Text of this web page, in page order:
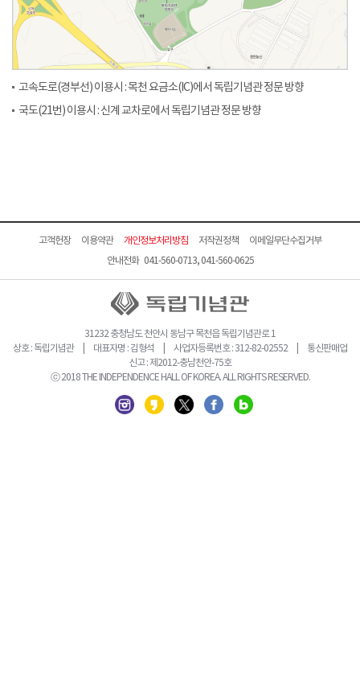
고속도로(경부선) 이용시 : 목천 요금소(IC)에서 독립기념관 정문 방향
국도(21번) 이용시 : 신계 교차로에서 독립기념관 정문 방향
고객헌장 이용약관 개인정보처리방침 저작권정책
이메일무단수집거부
안내전화 041-560-0713, 041-560-0625
31232 충청남도 천안시 동남구 목천읍 독립기념관로 1
상호 : 독립기념관 | 대표자명 : 김형석 | 사업자등록번호 : 312-82-02552 | 통신판매업
신고 : 제2012-충남천안-75호
ⓒ 2018 THE INDEPENDENCE HALL OF KOREA. ALL RIGHTS RESERVED.